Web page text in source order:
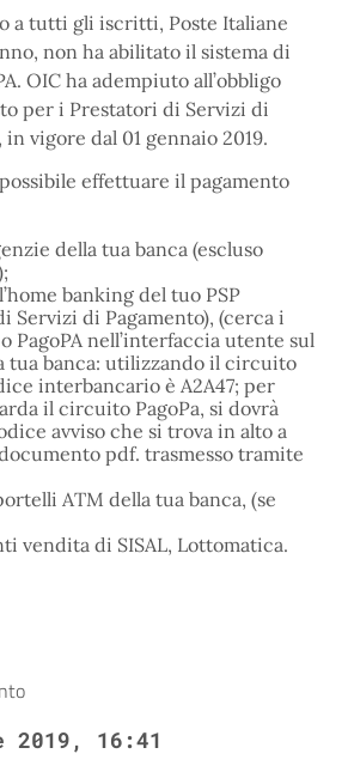
a tutti gli iscritti, Poste Italiane
non ha abilitato il sistema di
OIC ha adempiuto all’obbligo
per i Prestatori di Servizi di
in vigore dal 01 gennaio 2019.
effettuare il pagamento
della tua banca (escluso
banking del tuo PSP
Servizi di Pagamento), (cerca i
PagoPA nell’interfaccia utente sul
tua banca: utilizzando il circuito
interbancario è A2A47; per
il circuito PagoPa, si dovrà
avviso che si trova in alto a
pdf. trasmesso tramite
ATM della tua banca, (se
vendita di SISAL, Lottomatica.
2019, 16:41